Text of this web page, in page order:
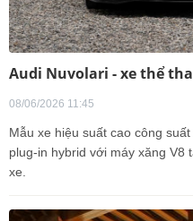
Audi Nuvolari - xe thể
08/06/2026 11:45
Mẫu xe hiệu suất cao công
plug-in hybrid với máy xăng V8
xe.